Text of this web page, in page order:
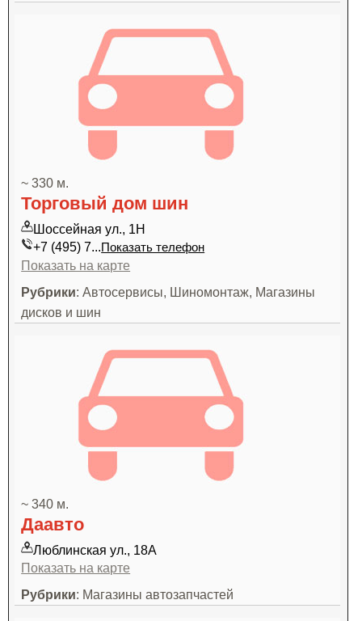
~ 330 м.
Торговый дом шин
Шоссейная ул., 1Н
+7 (495) 7...Показать телефон
Показать на карте
Рубрики: Автосервисы, Шиномонтаж, Магазины
дисков и шин
~ 340 м.
Даавто
Люблинская ул., 18А
Показать на карте
Рубрики: Магазины автозапчастей